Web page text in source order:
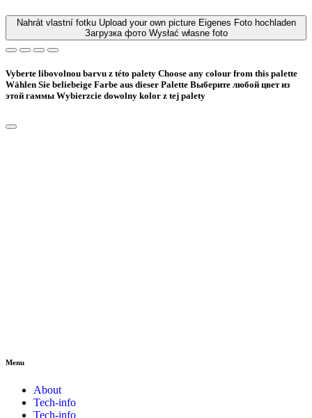
Nahrát vlastní fotku Upload your own picture Eigenes Foto hochladen
Загрузка фото Wysłać własne foto
Vyberte libovolnou barvu z této palety Choose any colour from this palette
Wählen Sie beliebeige Farbe aus dieser Palette Bыберите любой цвет из
этой гаммы Wybierzcie dowolny kolor z tej palety
Menu
About
Tech-info
Tech-info